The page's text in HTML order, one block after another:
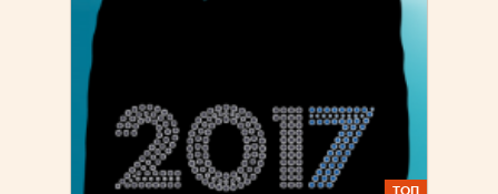
ТОП